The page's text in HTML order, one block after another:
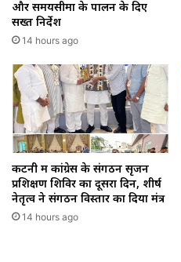
और समयसीमा के पालन के दिए
सख्त निर्देश
14 hours ago
कटनी में कांग्रेस के संगठन सृजन
प्रशिक्षण शिविर का दूसरा दिन, शीर्ष
नेतृत्व ने संगठन विस्तार का दिया मंत्र
14 hours ago